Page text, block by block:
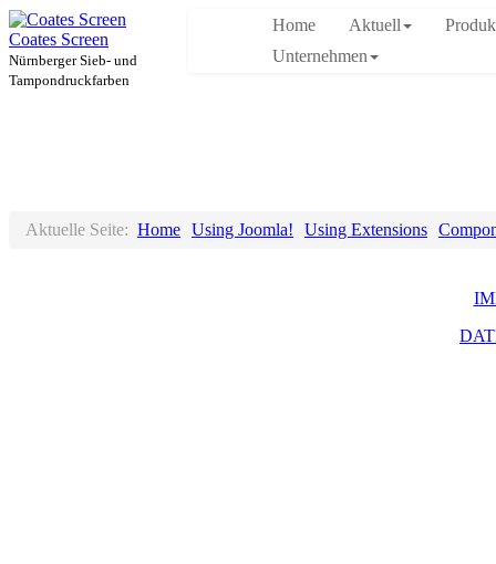
Coates Screen
Nürnberger Sieb- und
Tampondruckfarben
Home Aktuell
Unternehmen
Aktuelle Seite: Home Using Joomla! Using Extensions